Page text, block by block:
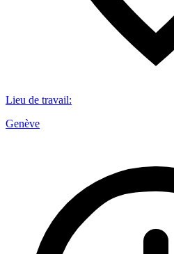
Lieu de travail:
Genève